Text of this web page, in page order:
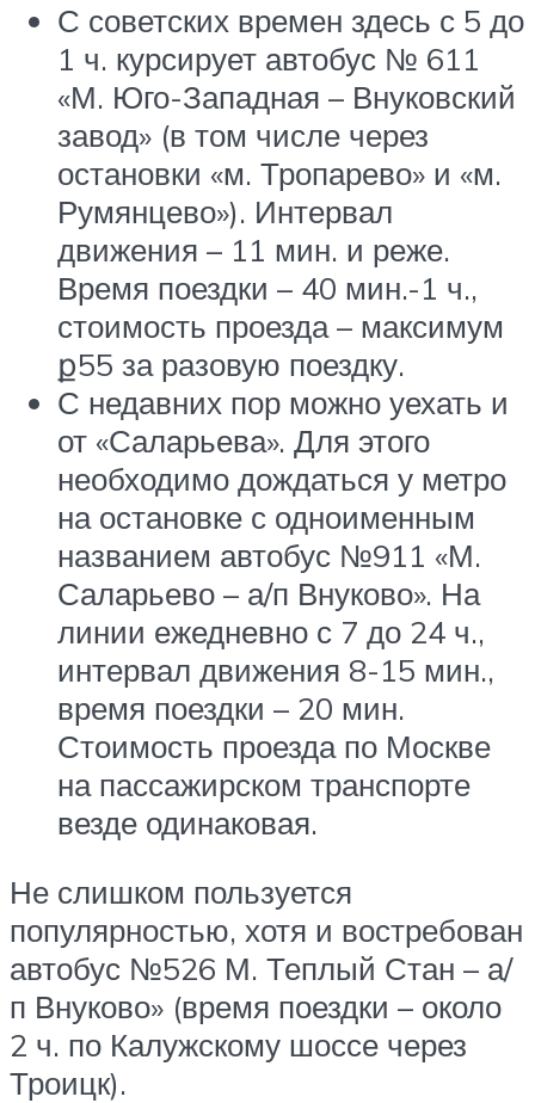
С советских времен здесь с 5 до
1 ч. курсирует автобус № 611
«М. Юго-Западная – Внуковский
завод» (в том числе через
остановки «м. Тропарево» и «м.
Румянцево»). Интервал
движения – 11 мин. и реже.
Время поездки – 40 мин.-1 ч.,
стоимость проезда – максимум
ք55 за разовую поездку.
С недавних пор можно уехать и
от «Саларьева». Для этого
необходимо дождаться у метро
на остановке с одноименным
названием автобус №911 «М.
Саларьево – а/п Внуково». На
линии ежедневно с 7 до 24 ч.,
интервал движения 8-15 мин.,
время поездки – 20 мин.
Стоимость проезда по Москве
на пассажирском транспорте
везде одинаковая.
Не слишком пользуется
популярностью, хотя и востребован
автобус №526 М. Теплый Стан – а/
п Внуково» (время поездки – около
2 ч. по Калужскому шоссе через
Троицк).